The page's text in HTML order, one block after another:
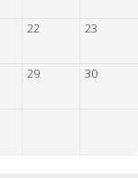
22 23
29 30